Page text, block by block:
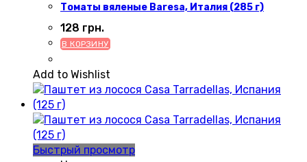
Томаты вяленые Baresa, Италия (285 г)
128 грн.
В КОРЗИНУ
Add to Wishlist
Быстрый просмотр